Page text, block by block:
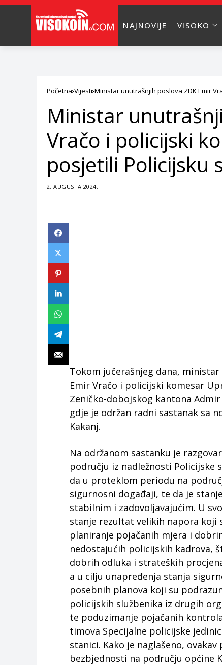
NAJNOVIJE VISOKO
Početna Vijesti Ministar unutrašnjih poslova ZDK Emir
Ministar
Vračo i policijski
posjetili Policijsku
2. AUGUSTA 2024.
Tokom jučerašnjeg dana,
Emir Vračo i policijski komesar
Zeničko-dobojskog kantona
gdje je održan radni sastanak sa
Kakanj.
Na održanom sastanku je
području iz nadležnosti Policijske
da u proteklom periodu na
sigurnosni događaji, te da je
stabilnim i zadovoljavajućim. U
stanje rezultat velikih napora koji
planiranje pojačanih mjera i
nedostajućih policijskih kadrova,
dobrih odluka i strateških
a u cilju unapređenja stanja
posebnih planova koji su
policijskih službenika iz drugih
te poduzimanje pojačanih
timova Specijalne policijske
stanici. Kako je naglašeno,
bezbjednosti na području općine